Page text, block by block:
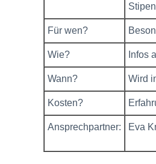
Für wen?
Wie? Infos
Wann? Wird
Kosten?
Ansprechpartner: Eva